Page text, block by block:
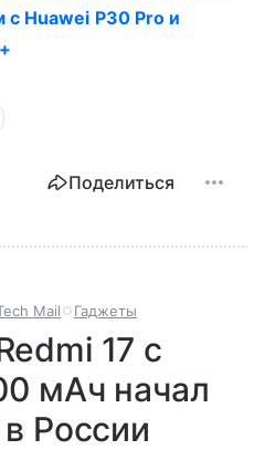
с Huawei P30 Pro и
Поделиться
Mail Гаджеты
17 с
мАч начал
России